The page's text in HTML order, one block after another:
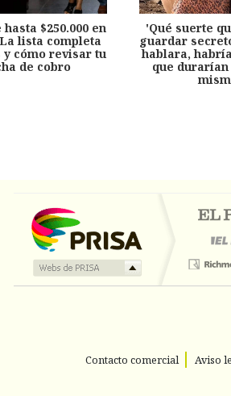
$250.000 en
lista completa
y cómo revisar tu
de cobro
'Qué suerte
guardar
hablara,
que durarían
Contacto comercial Aviso